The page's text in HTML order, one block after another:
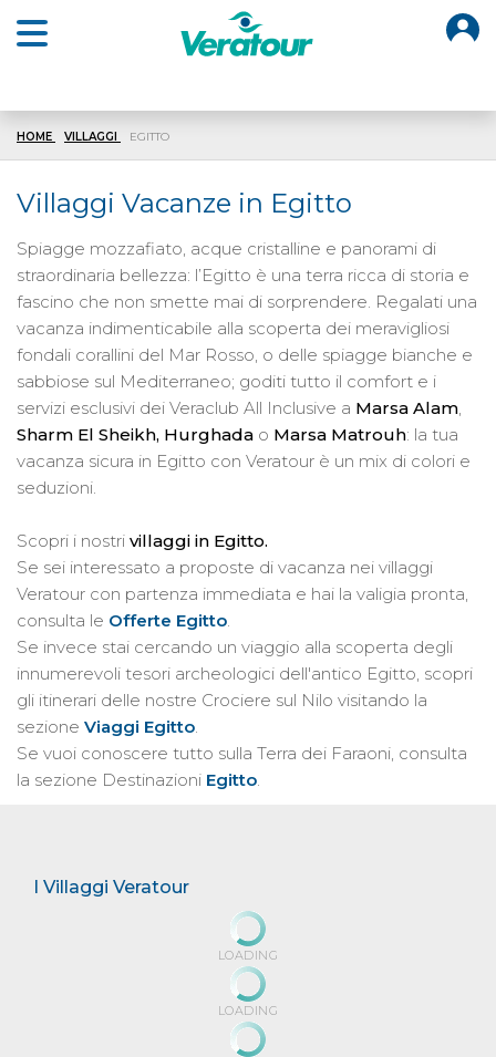
HOME VILLAGGI EGITTO
Villaggi Vacanze in Egitto
Spiagge mozzafiato, acque cristalline e panorami di
straordinaria bellezza: l’Egitto è una terra ricca di storia e
fascino che non smette mai di sorprendere. Regalati una
vacanza indimenticabile alla scoperta dei meravigliosi
fondali corallini del Mar Rosso, o delle spiagge bianche e
sabbiose sul Mediterraneo; goditi tutto il comfort e i
servizi esclusivi dei Veraclub All Inclusive a Marsa Alam,
Sharm El Sheikh, Hurghada o Marsa Matrouh: la tua
vacanza sicura in Egitto con Veratour è un mix di colori e
seduzioni.
Scopri i nostri villaggi in Egitto.
Se sei interessato a proposte di vacanza nei villaggi
Veratour con partenza immediata e hai la valigia pronta,
consulta le Offerte Egitto.
Se invece stai cercando un viaggio alla scoperta degli
innumerevoli tesori archeologici dell'antico Egitto, scopri
gli itinerari delle nostre Crociere sul Nilo visitando la
sezione Viaggi Egitto.
Se vuoi conoscere tutto sulla Terra dei Faraoni, consulta
la sezione Destinazioni Egitto.
I Villaggi Veratour
LOADING
LOADING